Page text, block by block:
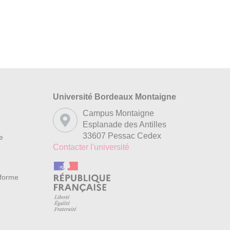
Université Bordeaux Montaigne
Campus Montaigne
Esplanade des Antilles
33607 Pessac Cedex
Contacter l'université